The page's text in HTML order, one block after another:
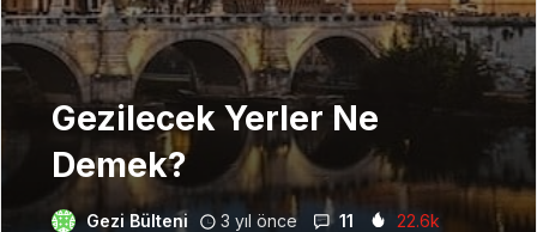
Gezilecek Yerler Ne
Demek?
Gezi Bülteni 3 yıl önce 11 22.6k